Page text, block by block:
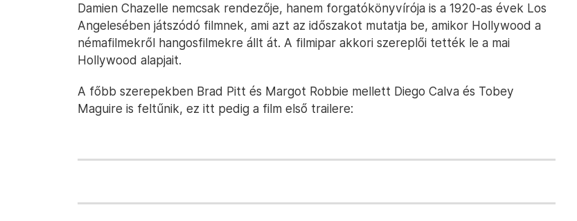
Damien Chazelle nemcsak rendezője, hanem forgatókönyvírója is a 1920-as évek Los
Angelesében játszódó filmnek, ami azt az időszakot mutatja be, amikor Hollywood a
némafilmekről hangosfilmekre állt át. A filmipar akkori szereplői tették le a mai
Hollywood alapjait.
A főbb szerepekben Brad Pitt és Margot Robbie mellett Diego Calva és Tobey
Maguire is feltűnik, ez itt pedig a film első trailere: